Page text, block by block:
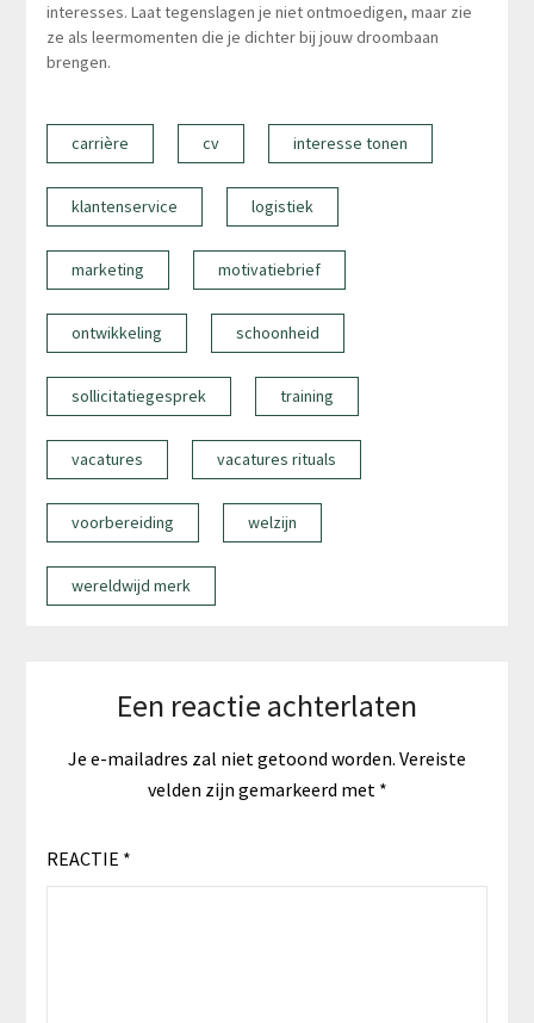
interesses. Laat tegenslagen je niet ontmoedigen, maar zie
ze als leermomenten die je dichter bij jouw droombaan
brengen.
carrière cv interesse tonen
klantenservice logistiek
marketing motivatiebrief
ontwikkeling schoonheid
sollicitatiegesprek training
vacatures vacatures rituals
voorbereiding welzijn
wereldwijd merk
Een reactie achterlaten
Je e-mailadres zal niet getoond worden. Vereiste
velden zijn gemarkeerd met *
REACTIE *